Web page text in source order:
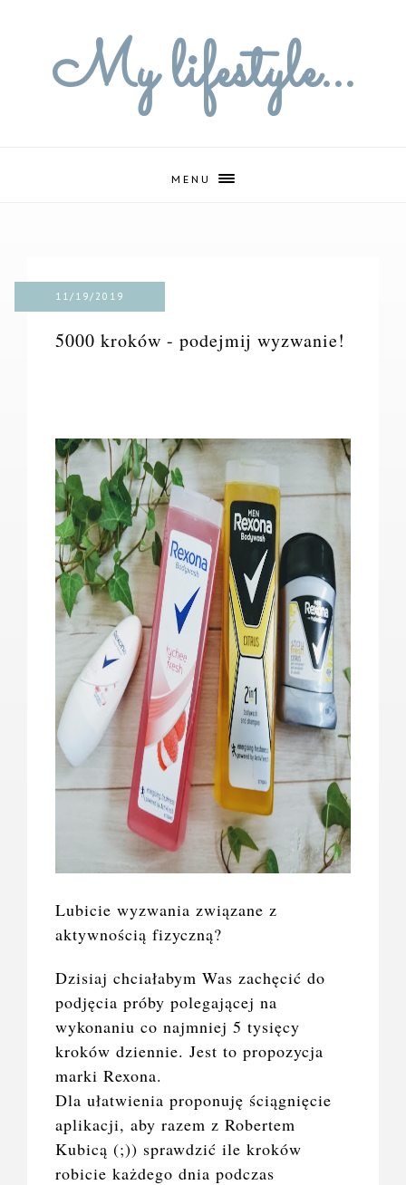
My lifestyle...
MENU
11/19/2019
5000 kroków - podejmij wyzwanie!
Lubicie wyzwania związane z
aktywnością fizyczną?
Dzisiaj chciałabym Was zachęcić do
podjęcia próby polegającej na
wykonaniu co najmniej 5 tysięcy
kroków dziennie. Jest to propozycja
marki Rexona.
Dla ułatwienia proponuję ściągnięcie
aplikacji, aby razem z Robertem
Kubicą (;)) sprawdzić ile kroków
robicie każdego dnia podczas